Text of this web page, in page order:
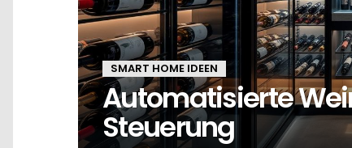
SMART HOME IDEEN
Automatisierte
Steuerung